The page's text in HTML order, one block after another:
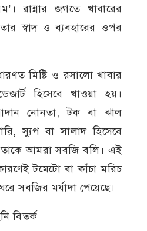
রান্নার জগতে খাবারের
স্বাদ ও ব্যবহারের ওপর
মিষ্টি ও রসালো খাবার
হিসেবে খাওয়া হয়।
নোনতা, টক বা ঝাল
স্যুপ বা সালাদ হিসেবে
তাকে আমরা সবজি বলি। এই
টমেটো বা কাঁচা মরিচ
সবজির মর্যাদা পেয়েছে।
বিতর্ক